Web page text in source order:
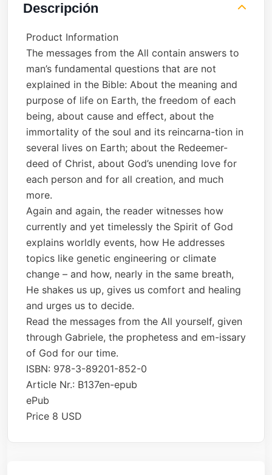
Descripción
Product Information
The messages from the All contain answers to
man’s fundamental questions that are not
explained in the Bible: About the meaning and
purpose of life on Earth, the freedom of each
being, about cause and effect, about the
immortality of the soul and its reincarna-tion in
several lives on Earth; about the Redeemer-
deed of Christ, about God’s unending love for
each person and for all creation, and much
more.
Again and again, the reader witnesses how
currently and yet timelessly the Spirit of God
explains worldly events, how He addresses
topics like genetic engineering or climate
change – and how, nearly in the same breath,
He shakes us up, gives us comfort and healing
and urges us to decide.
Read the messages from the All yourself, given
through Gabriele, the prophetess and em-issary
of God for our time.
ISBN: 978-3-89201-852-0
Article Nr.: B137en-epub
ePub
Price 8 USD